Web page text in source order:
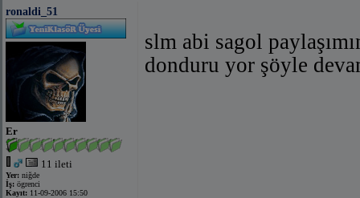
ronaldi_51
Er
11 ileti
Yer: niğde
İş: ögrenci
Kayıt: 11-09-2006 15:50
slm abi sagol
donduru yor şöyle